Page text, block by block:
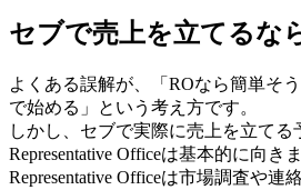
セブで売上を立てるな
よくある誤解が、「ROなら簡単そ
で始める」という考え方です。
しかし、セブで実際に売上を立てる
Representative Officeは基本的に向き
Representative Officeは市場調査や連